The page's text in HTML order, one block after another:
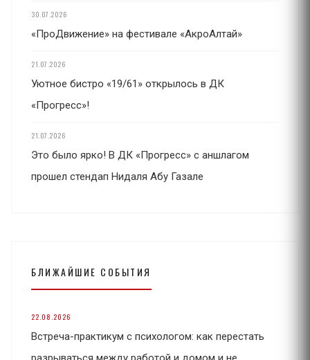
30.07.2026
«ПроДвижение» на фестивале «АкроАлтай»
21.07.2026
Уютное бистро «19/61» открылось в ДК
«Прогресс»!
21.07.2026
Это было ярко! В ДК «Прогресс» с аншлагом
прошел стендап Нидаля Абу Газале
БЛИЖАЙШИЕ СОБЫТИЯ
22.08.2026
Встреча-практикум с психологом: как перестать